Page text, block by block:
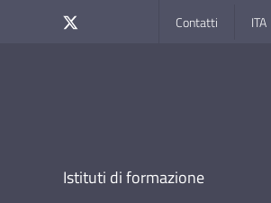
Contatti ITA
Istituti di formazione